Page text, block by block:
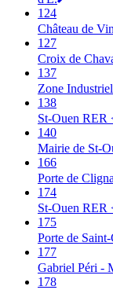
124
Château de
127
Croix de
137
Zone
138
St-Ouen RER
140
Mairie de St-
166
Porte de
174
St-Ouen RER
175
Porte de
177
Gabriel Péri -
178